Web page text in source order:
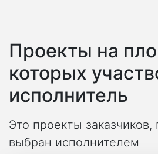
Проекты на
которых
исполнитель
Это проекты заказчиков,
выбран исполнителем